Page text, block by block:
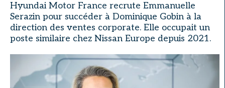
Hyundai Motor France recrute Emmanuelle
Serazin pour succéder à Dominique Gobin à la
direction des ventes corporate. Elle occupait un
poste similaire chez Nissan Europe depuis 2021.